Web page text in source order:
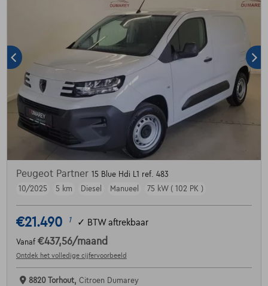
Peugeot Partner 15 Blue Hdi L1 ref. 483
10/2025
5 km Diesel Manueel 75 kW ( 102 PK )
€21.490 1 ✓ BTW aftrekbaar
Vanaf €437,56/maand
Ontdek het volledige cijfervoorbeeld
8820 Torhout, Citroen Dumarey